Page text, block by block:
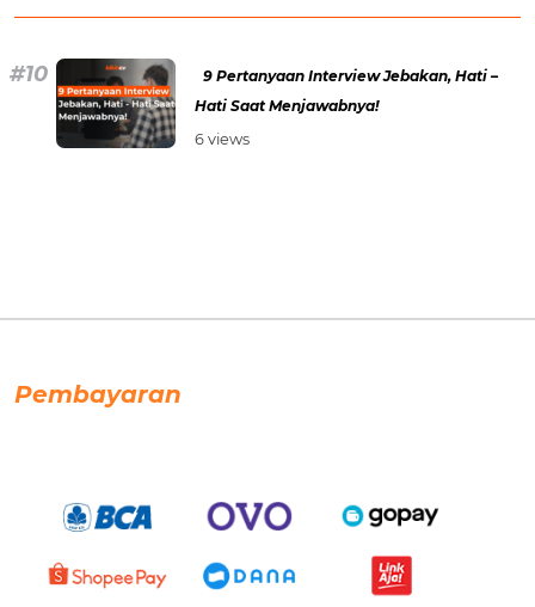
9 Pertanyaan Interview Jebakan, Hati –
Hati Saat Menjawabnya!
6 views
Pembayaran